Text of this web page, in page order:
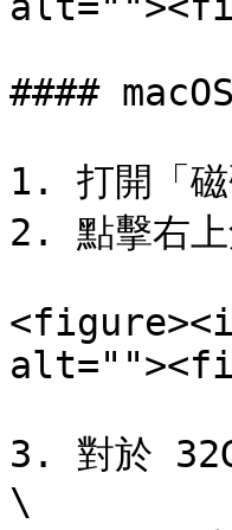
#### macOS
1. 打開「磁
2. 點擊右上
3. 對於
\